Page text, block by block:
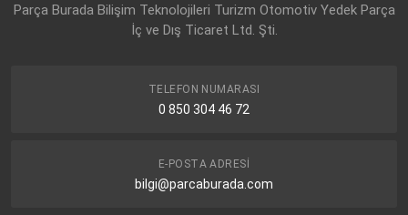
Parça Burada Bilişim Teknolojileri Turizm Otomotiv Yedek Parça
İç ve Dış Ticaret Ltd. Şti.
TELEFON NUMARASI
0 850 304 46 72
E-POSTA ADRESI
bilgi@parcaburada.com